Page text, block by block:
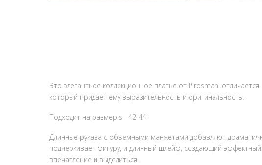
Это элегантное коллекционное платье от Pirosmani
который придает ему выразительность и оригинальность.
Подходит на размер s 42-44
Длинные рукава с объемными манжетами добавляют
подчеркивает фигуру, и длинный шлейф, создающий эффектный
впечатление и выделиться.